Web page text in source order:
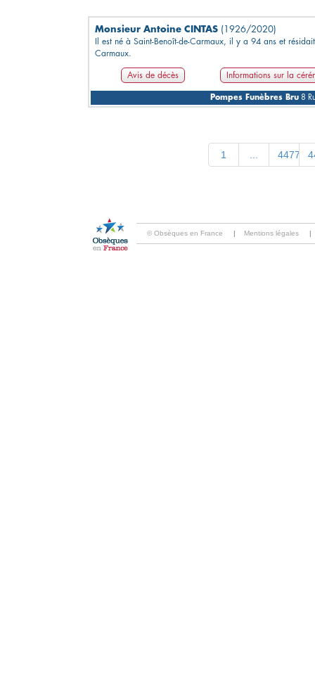
Monsieur Antoine CINTAS (1926/2020)
Il est né à Saint-Benoît-de-Carmaux, il y a 94 ans et
Carmaux.
Avis de décès Informations sur la
Pompes Funèbres Bru8
1 4477
© Obsèques en France | Mentions légales |